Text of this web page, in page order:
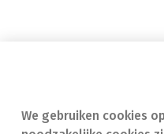
We gebruiken cookies
Vind een apotheek